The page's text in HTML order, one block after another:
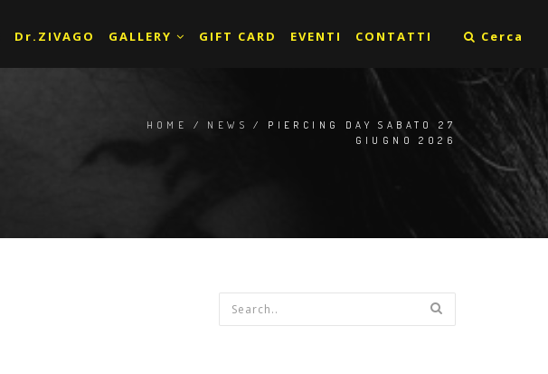
Dr.ZIVAGO GALLERY GIFT CARD EVENTI CONTATTI Cerca
HOME / NEWS
/ PIERCING DAY SABATO 27
GIUGNO 2026
Form di ricerca